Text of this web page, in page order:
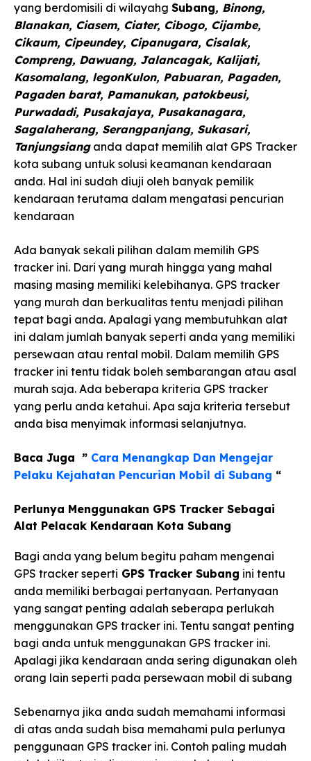
yang berdomisili di wilayahg Subang, Binong,
Blanakan, Ciasem, Ciater, Cibogo, Cijambe,
Cikaum, Cipeundey, Cipanugara, Cisalak,
Compreng, Dawuang, Jalancagak, Kalijati,
Kasomalang, legonKulon, Pabuaran, Pagaden,
Pagaden barat, Pamanukan, patokbeusi,
Purwadadi, Pusakajaya, Pusakanagara,
Sagalaherang, Serangpanjang, Sukasari,
Tanjungsiang anda dapat memilih alat GPS Tracker
kota subang untuk solusi keamanan kendaraan
anda. Hal ini sudah diuji oleh banyak pemilik
kendaraan terutama dalam mengatasi pencurian
kendaraan
Ada banyak sekali pilihan dalam memilih GPS
tracker ini. Dari yang murah hingga yang mahal
masing masing memiliki kelebihanya. GPS tracker
yang murah dan berkualitas tentu menjadi pilihan
tepat bagi anda. Apalagi yang membutuhkan alat
ini dalam jumlah banyak seperti anda yang memiliki
persewaan atau rental mobil. Dalam memilih GPS
tracker ini tentu tidak boleh sembarangan atau asal
murah saja. Ada beberapa kriteria GPS tracker
yang perlu anda ketahui. Apa saja kriteria tersebut
anda bisa menyimak informasi selanjutnya.
Baca Juga ” Cara Menangkap Dan Mengejar
Pelaku Kejahatan Pencurian Mobil di Subang “
Perlunya Menggunakan GPS Tracker Sebagai
Alat Pelacak Kendaraan Kota Subang
Bagi anda yang belum begitu paham mengenai
GPS tracker seperti GPS Tracker Subang ini tentu
anda memiliki berbagai pertanyaan. Pertanyaan
yang sangat penting adalah seberapa perlukah
menggunakan GPS tracker ini. Tentu sangat penting
bagi anda untuk menggunakan GPS tracker ini.
Apalagi jika kendaraan anda sering digunakan oleh
orang lain seperti pada persewaan mobil di subang
Sebenarnya jika anda sudah memahami informasi
di atas anda sudah bisa memahami pula perlunya
penggunaan GPS tracker ini. Contoh paling mudah